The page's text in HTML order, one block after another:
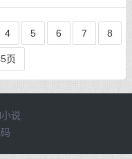
4 5 6 7 8
页
说